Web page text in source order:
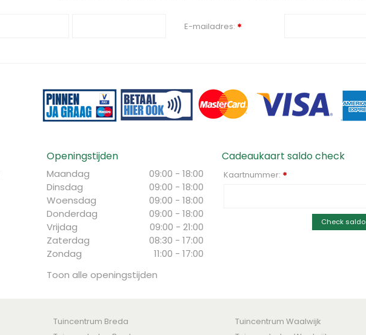
E-mailadres: *
Openingstijden
Maandag
09:00 - 18:00
Dinsdag
09:00 - 18:00
Woensdag
09:00 - 18:00
Donderdag
09:00 - 18:00
Vrijdag
09:00 - 21:00
Zaterdag
08:30 - 17:00
Zondag
11:00 - 17:00
Toon alle openingstijden
Cadeaukaart saldo check
Kaartnummer: *
Check saldo
Tuincentrum Breda
Tuincentrum Waalwijk